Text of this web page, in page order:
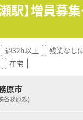
て他店舗での研修も
するマネージャーを
い上げ・情報共有で
ることがない環境を
方が活躍中！
を考慮したシフト調
るよう配慮していた
尊重してもらえる環
ためにチャレンジし
している企業です♪
駅】増員
週32h以上 残業なし(
在宅
原市
各務原線)